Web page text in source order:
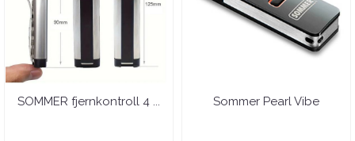
SOMMER fjernkontroll 4 ... Sommer Pearl Vibe